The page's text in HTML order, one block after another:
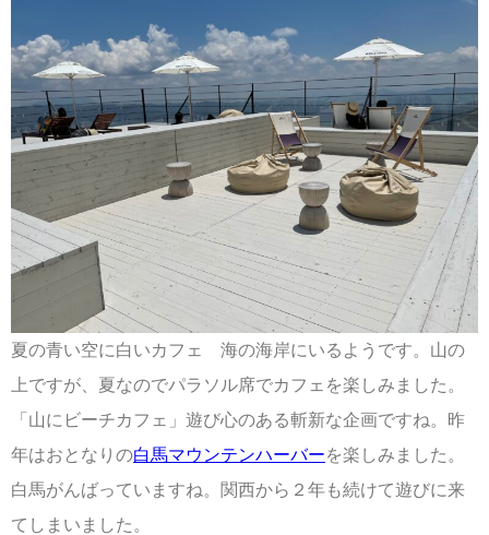
夏の青い空に白いカフェ 海の海岸にいるようです。山の
上ですが、夏なのでパラソル席でカフェを楽しみました。
「山にビーチカフェ」遊び心のある斬新な企画ですね。昨
年はおとなりの白馬マウンテンハーバーを楽しみました。
白馬がんばっていますね。関西から２年も続けて遊びに来
てしまいました。